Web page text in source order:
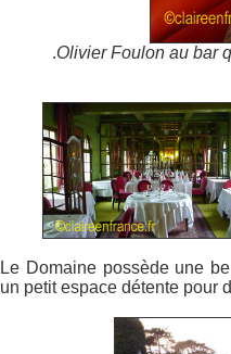
.Olivier Foulon au bar
Le Domaine possède une
un petit espace détente pour